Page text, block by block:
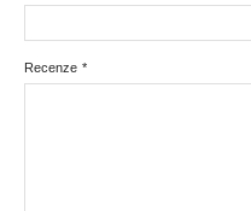
*
Recenze